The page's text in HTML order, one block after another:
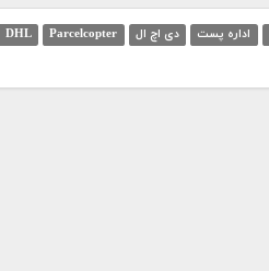
اداره پست دی اچ ال DHL
Parcelcopter